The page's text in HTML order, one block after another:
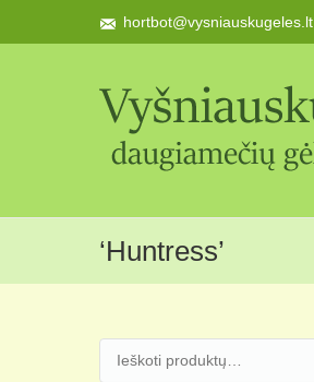
hortbot@vysniauskugeles.lt
‘Huntress’